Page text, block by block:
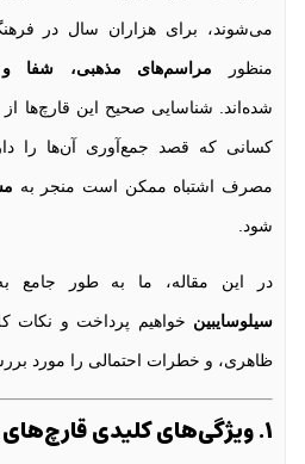
می‌شوند، برای هزاران سال در
منظور مراسم‌های مذهبی، شفا
شده‌اند. شناسایی صحیح این قارچ‌ها
کسانی که قصد جمع‌آوری آن‌ها را
مصرف اشتباه ممکن است منجر به
شود.
در این مقاله، ما به طور جامع
سیلوسایبین خواهیم پرداخت و نکات
ظاهری، و خطرات احتمالی را مورد
۱. ویژگی‌های کلیدی قارچ‌های سیلوسایبین